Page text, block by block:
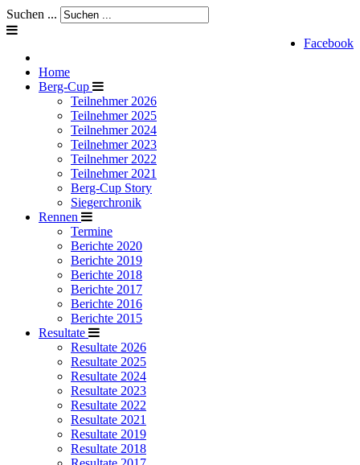
Suchen ...
Facebook
Home
Berg-Cup
Teilnehmer 2026
Teilnehmer 2025
Teilnehmer 2024
Teilnehmer 2023
Teilnehmer 2022
Teilnehmer 2021
Berg-Cup Story
Siegerchronik
Rennen
Termine
Berichte 2020
Berichte 2019
Berichte 2018
Berichte 2017
Berichte 2016
Berichte 2015
Resultate
Resultate 2026
Resultate 2025
Resultate 2024
Resultate 2023
Resultate 2022
Resultate 2021
Resultate 2019
Resultate 2018